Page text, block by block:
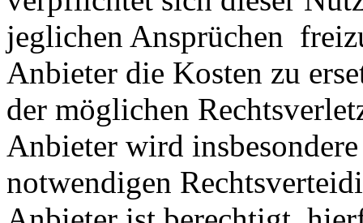
jeglichen Ansprüchen
Anbieter die Kosten zu
der möglichen
Anbieter wird
notwendigen